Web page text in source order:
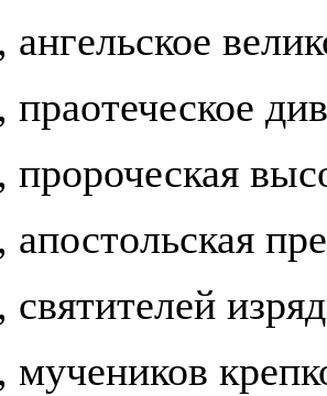
ангельское
праотеческое
пророческая
апостольская
святителей
мучеников